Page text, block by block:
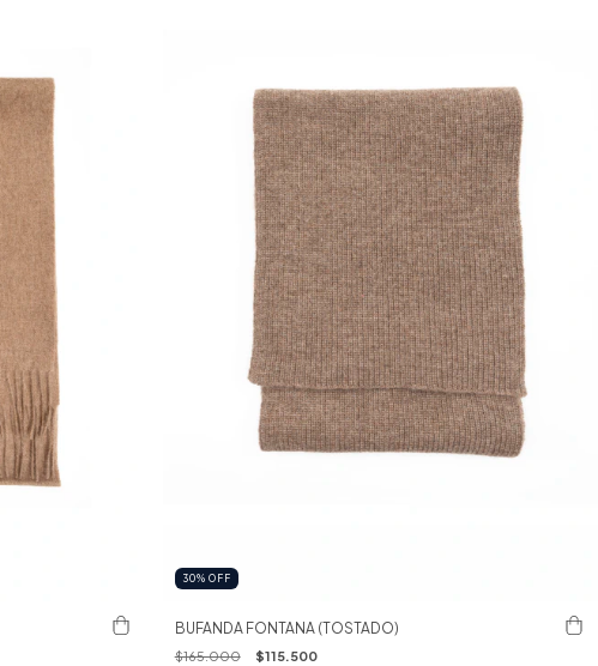
30% OFF
BUFANDA FONTANA (TOSTADO)
$165.000 $115.500